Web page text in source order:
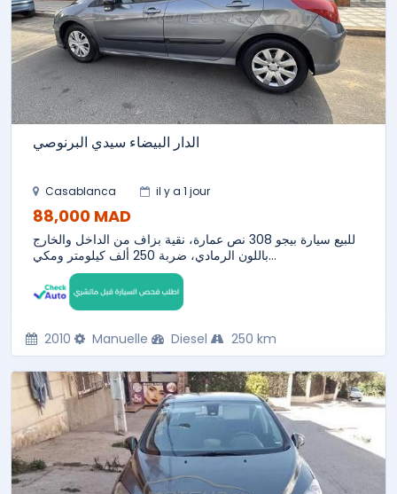
الدار البيضاء سيدي البرنوصي
Casablanca il y a 1 jour
88,000 MAD
للبيع سيارة بيجو 308 نص عمارة، نقية بزاف من الداخل والخارج
باللون الرمادي، ضربة 250 ألف كيلومتر ومكي...
2010 Manuelle Diesel 250 km